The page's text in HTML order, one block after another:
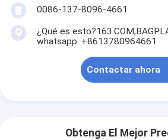
0086-137-8096-4661
¿Qué es
whatsapp: +8613780964661
Contactar ahora
Obtenga El Mejor